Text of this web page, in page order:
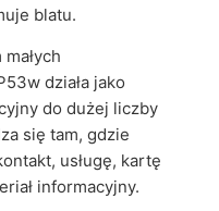
blatu.
działa jako
do dużej liczby
się tam, gdzie
usługę, kartę
informacyjny.